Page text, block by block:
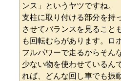
ンス」というヤツですね。
支柱に取り付ける部分を持
させてバランスを見ること
も回転むらがあります。ロ
フルパワーで走るからそん
少ない物を使わせているん
れば、どんな回し車でも振